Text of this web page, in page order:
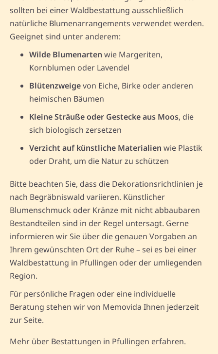
sollten bei einer Waldbestattung ausschließlich
natürliche Blumenarrangements verwendet werden.
Geeignet sind unter anderem:
Wilde Blumenarten wie Margeriten,
Kornblumen oder Lavendel
Blütenzweigevon Eiche, Birke oder anderen
heimischen Bäumen
Kleine Sträuße oder Gestecke aus Moos, die
sich biologisch zersetzen
Verzicht auf künstliche Materialien wie Plastik
oder Draht, um die Natur zu schützen
Bitte beachten Sie, dass die Dekorationsrichtlinien je
nach Begräbniswald variieren. Künstlicher
Blumenschmuck oder Kränze mit nicht abbaubaren
Bestandteilen sind in der Regel untersagt. Gerne
informieren wir Sie über die genauen Vorgaben an
Ihrem gewünschten Ort der Ruhe – sei es bei einer
Waldbestattung in Pfullingen oder der umliegenden
Region.
Für persönliche Fragen oder eine individuelle
Beratung stehen wir von Memovida Ihnen jederzeit
zur Seite.
Mehr über Bestattungen in Pfullingen erfahren.